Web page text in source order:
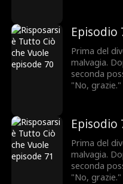
Episodio
Prima del
malvagia.
seconda
"No, grazie."
Episodio
Prima del
malvagia.
seconda
"No, grazie."